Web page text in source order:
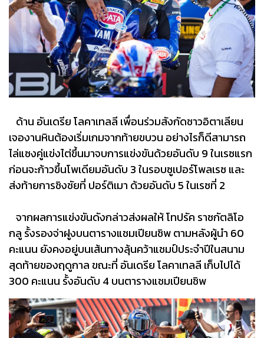
ด้าน อันเดรีย โลคาเทลลี เพื่อนร่วมสังกัดชาวอิตาเลียน
เจองานหินต้องเริ่มเกมจากท้ายขบวน อย่างไรก็ดีสามารถ
ไล่แซงคู่แข่งไต่ขึ้นมาจบการแข่งขันด้วยอันดับ 9 ในเรซแรก
ก่อนจะก้าวขึ้นโพเดียมอันดับ 3 ในรอบซูเปอร์โพลเรซ และ
ส่งท้ายการชิงชัยที่ ปอร์ติเมา ด้วยอันดับ 5 ในเรซที่ 2
จากผลการแข่งขันดังกล่าวส่งผลให้ โทปรัค ราซกัตลิโอ
กลู รั้งรองจ่าฝูงบนตารางแชมเปียนชิพ ตามหลังผู้นำ 60
คะแนน ยังคงอยู่บนเส้นทางลุ้นคว้าแชมป์ประจำปีในสนาม
สุดท้ายของฤดูกาล ขณะที่ อันเดรีย โลคาเทลลี เก็บไปได้
300 คะแนน รั้งอันดับ 4 บนตารางแชมเปียนชิพ